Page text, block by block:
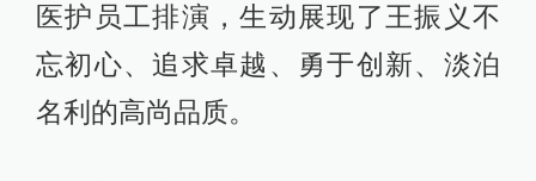
医护员工排演，生动展现了王振义不
忘初心、追求卓越、勇于创新、淡泊
名利的高尚品质。